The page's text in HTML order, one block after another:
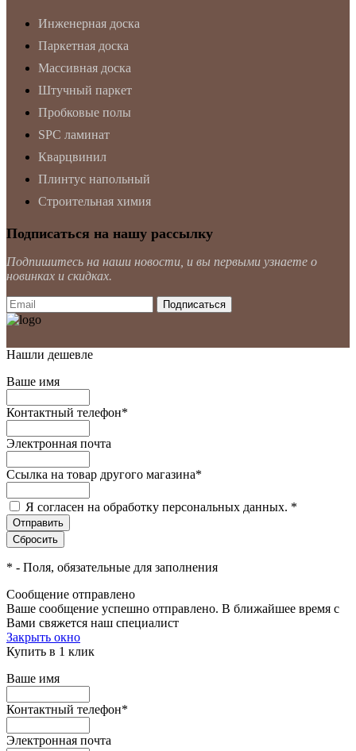
Инженерная доска
Паркетная доска
Массивная доска
Штучный паркет
Пробковые полы
SPC ламинат
Кварцвинил
Плинтус напольный
Строительная химия
Подписаться на нашу рассылку
Подпишитесь на наши новости, и вы первыми узнаете о
новинках и скидках.
Нашли дешевле
Ваше имя
Контактный телефон*
Электронная почта
Ссылка на товар другого магазина*
Я согласен на обработку персональных данных. *
* - Поля, обязательные для заполнения
Сообщение отправлено
Ваше сообщение успешно отправлено. В ближайшее время с
Вами свяжется наш специалист
Закрыть окно
Купить в 1 клик
Ваше имя
Контактный телефон*
Электронная почта